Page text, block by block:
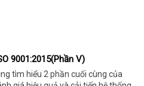
9001:2015(Phần V)
tìm hiểu 2 phần cuối cùng của